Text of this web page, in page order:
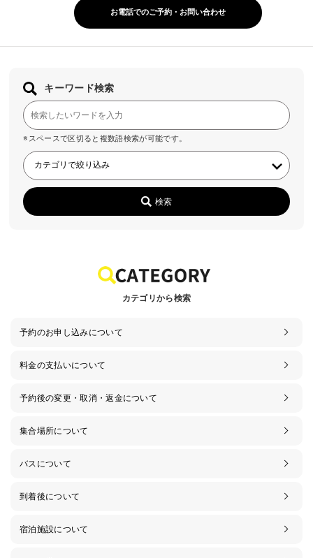
お電話でのご予約・お問い合わせ
キーワード検索
※スペースで区切ると複数語検索が可能です。
検索
カテゴリから検索
予約のお申し込みについて
料金の支払いについて
予約後の変更・取消・返金について
集合場所について
バスについて
到着後について
宿泊施設について